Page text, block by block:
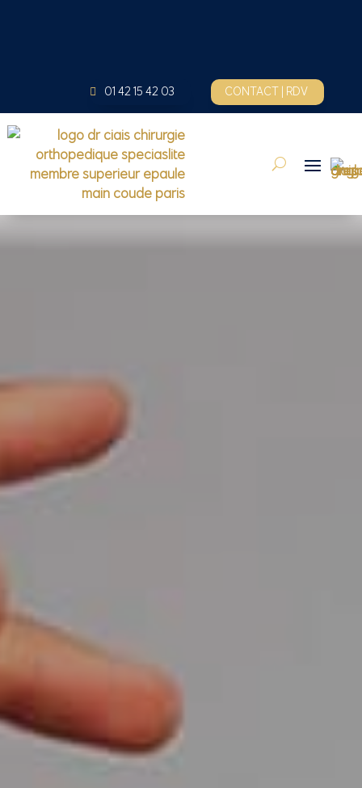
01 42 15 42 03 CONTACT | RDV